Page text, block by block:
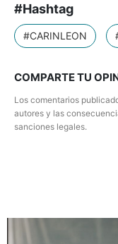
#Hashtag
#CARINLEON
COMPARTE TU
Los comentarios
autores y las
sanciones legales.